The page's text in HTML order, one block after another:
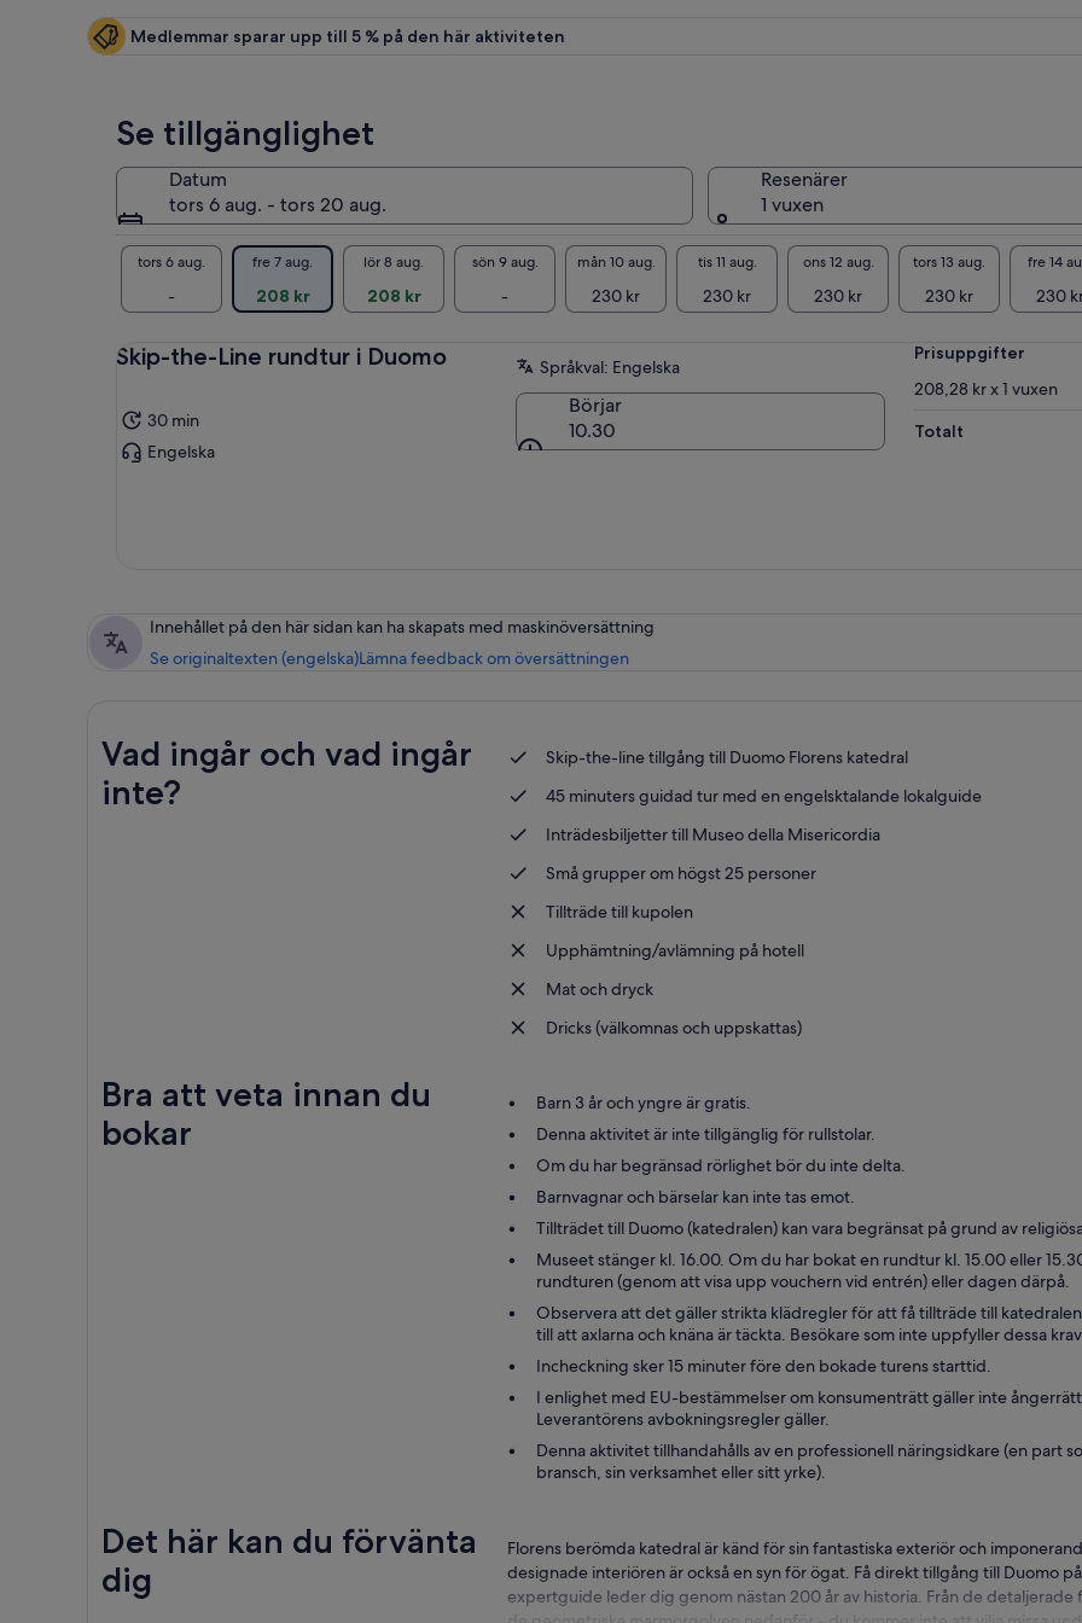
Medlemmar sparar upp till 5 % på den här aktiviteten
Se tillgänglighet
Datum
tors 6 aug. - tors 20 aug.
Resenärer
1 vuxen
tors 6 aug.
-
fre 7 aug.
208 kr
lör 8 aug.
208 kr
sön 9 aug.
-
mån 10 aug.
230 kr
tis 11 aug.
230 kr
ons 12 aug.
230 kr
tors 13 aug.
230 kr
fre 14
230
Skip-the-Line rundtur i Duomo
30 min
Engelska
Språkval: Engelska
Börjar
10.30
Prisuppgifter
208,28 kr x 1 vuxen
Totalt
Innehållet på den här sidan kan ha skapats med maskinöversättning
Se originaltexten (engelska)Lämna feedback om översättningenÖppnas
Vad ingår och vad ingår
inte?
Skip-the-line tillgång till Duomo Florens katedral
45 minuters guidad tur med en engelsktalande lokalguide
Inträdesbiljetter till Museo della Misericordia
Små grupper om högst 25 personer
Tillträde till kupolen
Upphämtning/avlämning på hotell
Mat och dryck
Dricks (välkomnas och uppskattas)
Bra att veta innan du
bokar
Barn 3 år och yngre är gratis.
Denna aktivitet är inte tillgänglig för rullstolar.
Om du har begränsad rörlighet bör du inte delta.
Barnvagnar och bärselar kan inte tas emot.
Tillträdet till Duomo (katedralen) kan vara begränsat på grund av
Museet stänger kl. 16.00. Om du har bokat en rundtur kl. 15.00 eller
rundturen (genom att visa upp vouchern vid entrén) eller dagen därpå.
Observera att det gäller strikta klädregler för att få tillträde till katedralen
till att axlarna och knäna är täckta. Besökare som inte uppfyller dessa
Incheckning sker 15 minuter före den bokade turens starttid.
I enlighet med EU-bestämmelser om konsumenträtt gäller inte
Leverantörens avbokningsregler gäller.
Denna aktivitet tillhandahålls av en professionell näringsidkare (en part
bransch, sin verksamhet eller sitt yrke).
Det här kan du förvänta
dig
Florens berömda katedral är känd för sin fantastiska exteriör och
designade interiören är också en syn för ögat. Få direkt tillgång till Duomo
expertguide leder dig genom nästan 200 år av historia. Från de detaljerade